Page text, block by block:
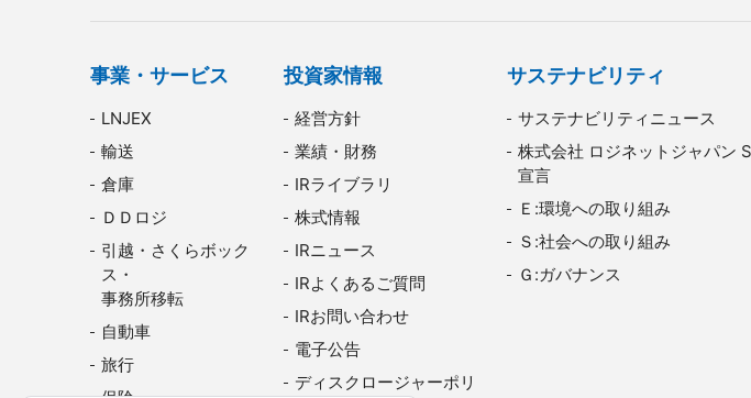
事業・サービス
LNJEX
輸送
倉庫
ＤＤロジ
引越・さくらボック
ス・
事務所移転
自動車
旅行
投資家情報
経営方針
業績・財務
IRライブラリ
株式情報
IRニュース
IRよくあるご質問
IRお問い合わせ
電子公告
ディスクロージャーポリ
サステナビリティ
サステナビリティニュース
株式会社 ロジネットジャパン
宣言
Ｅ:環境への取り組み
Ｓ:社会への取り組み
Ｇ:ガバナンス